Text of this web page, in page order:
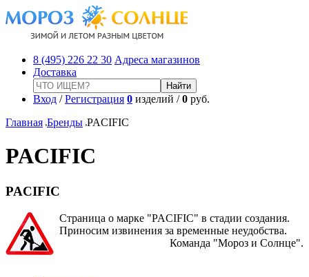
8 (495) 226 22 30 Адреса магазинов
Доставка
Вход /Регистрация 0 изделий /0 руб.
Главная Бренды PACIFIC
PACIFIC
PACIFIC
Страница о марке "PACIFIC" в стадии создания.
Приносим извинения за временные неудобства.
Команда "Мороз и Солнце".